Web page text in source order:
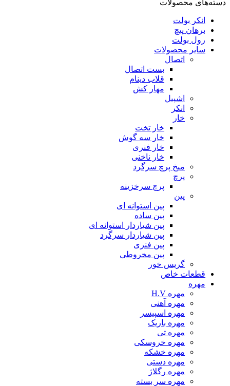
دسته‌های محصولات
انکر بولت
برهان پیچ
رول بولت
سایر محصولات
اتصال
بست اتصال
قلاب دینام
مهار کش
اشپیل
انکر
خار
خار تخت
خار سه گوش
خار فنری
خار ناخنی
میخ پرچ سرگرد
پرچ
پرچ سرخزینه
پین
پین استوانه ای
پین ساده
پین شیاردار استوانه ای
پین شیاردار سرگرد
پین فنری
پین مخروطی
گریس خور
قطعات خاص
مهره
مهره H.V
مهره آهنی
مهره اسپیسر
مهره باریک
مهره تی
مهره خروسکی
مهره خشکه
مهره دستی
مهره رگلاژ
مهره سر بسته